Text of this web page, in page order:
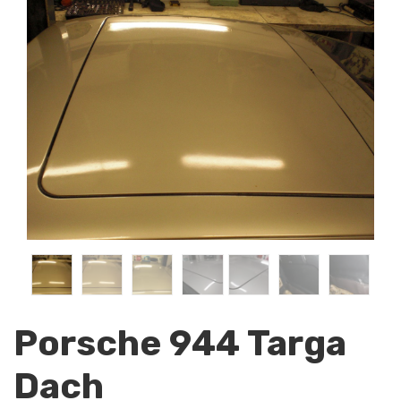
Porsche 944 Targa
Dach